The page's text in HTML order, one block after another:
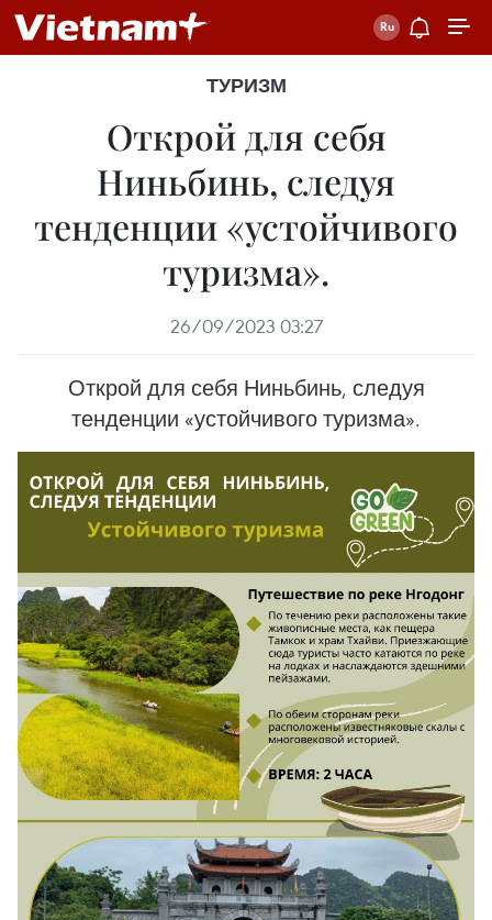
ТУРИЗМ
Открой для себя
Ниньбинь, следуя
тенденции «устойчивого
туризма».
26/09/2023 03:27
Открой для себя Ниньбинь, следуя
тенденции «устойчивого туризма».